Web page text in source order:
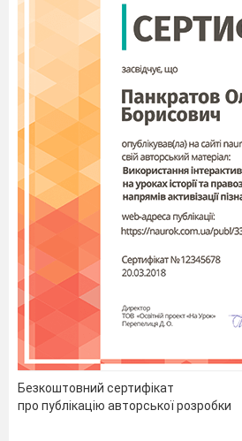
Безкоштовний сертифікат
про публікацію авторської розробки